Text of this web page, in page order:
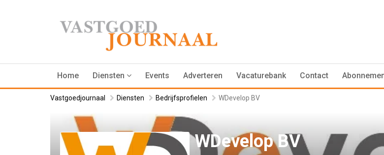
Home Diensten Events Adverteren Vacaturebank Contact
Vastgoedjournaal Diensten Bedrijfsprofielen WDevelop BV
WDevelop BV